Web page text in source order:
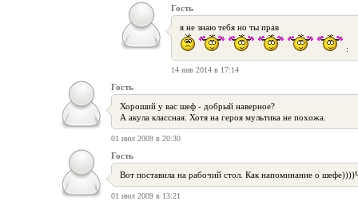
Гость
я не знаю тебя но ты прав
:
14 янв 2014 в 17:14
Гость
Хороший у вас шеф - добрый наверное?
А акула классная. Хотя на героя мультика не похожа.
01 июл 2009 в 20:30
Гость
Вот поставила на рабочий стол. Как напоминание о
01 июл 2009 в 13:21